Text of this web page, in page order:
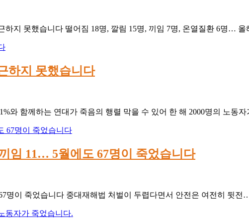
지 못했습니다 떨어짐 18명, 깔림 15명, 끼임 7명, 온열질환 6명… 올
하지 못했습니다
와 함께하는 연대가 죽음의 행렬 막을 수 있어 한 해 2000명의 노동
임 11… 5월에도 67명이 죽었습니다
명이 죽었습니다 중대재해법 처벌이 두렵다면서 안전은 여전히 뒷전